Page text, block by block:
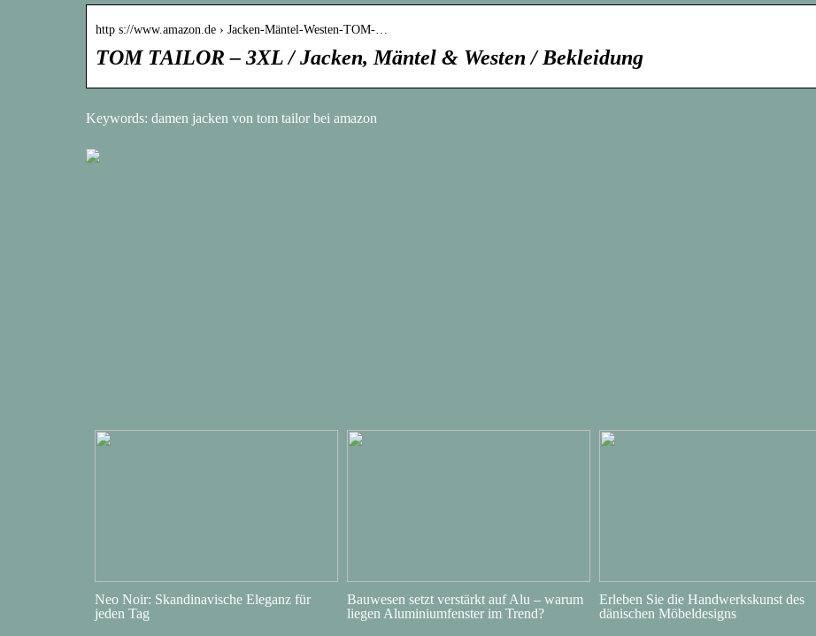
http s://www.amazon.de › Jacken-Mäntel-Westen-TOM-…
TOM TAILOR – 3XL / Jacken, Mäntel & Westen / Bekleidung
Keywords: damen jacken von tom tailor bei amazon
Neo Noir: Skandinavische Eleganz für
jeden Tag
Bauwesen setzt verstärkt auf Alu – warum
liegen Aluminiumfenster im Trend?
Erleben Sie die Handwerkskunst des
dänischen Möbeldesigns